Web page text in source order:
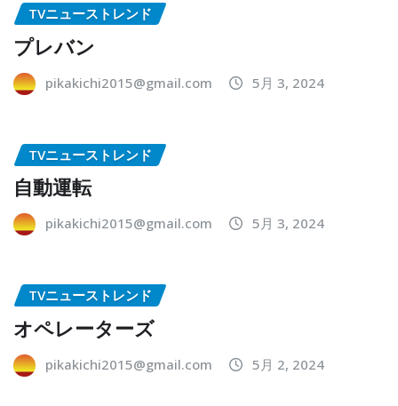
TVニューストレンド
プレバン
pikakichi2015@gmail.com 5月 3, 2024
TVニューストレンド
自動運転
pikakichi2015@gmail.com 5月 3, 2024
TVニューストレンド
オペレーターズ
pikakichi2015@gmail.com 5月 2, 2024